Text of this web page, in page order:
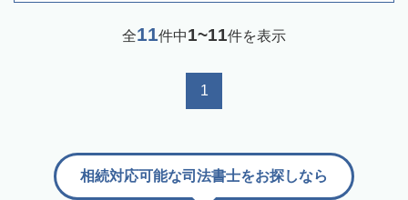
全11件中1~11件を表示
1
相続対応可能な司法書士をお探しなら